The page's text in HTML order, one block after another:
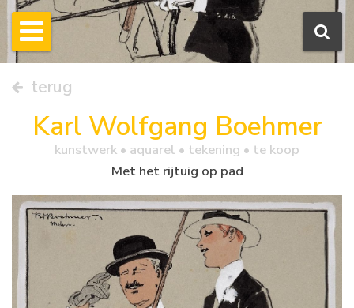
terug
Karl Wolfgang Boehmer
kunstwerk • aquarel • tekening • te koop
Met het rijtuig op pad